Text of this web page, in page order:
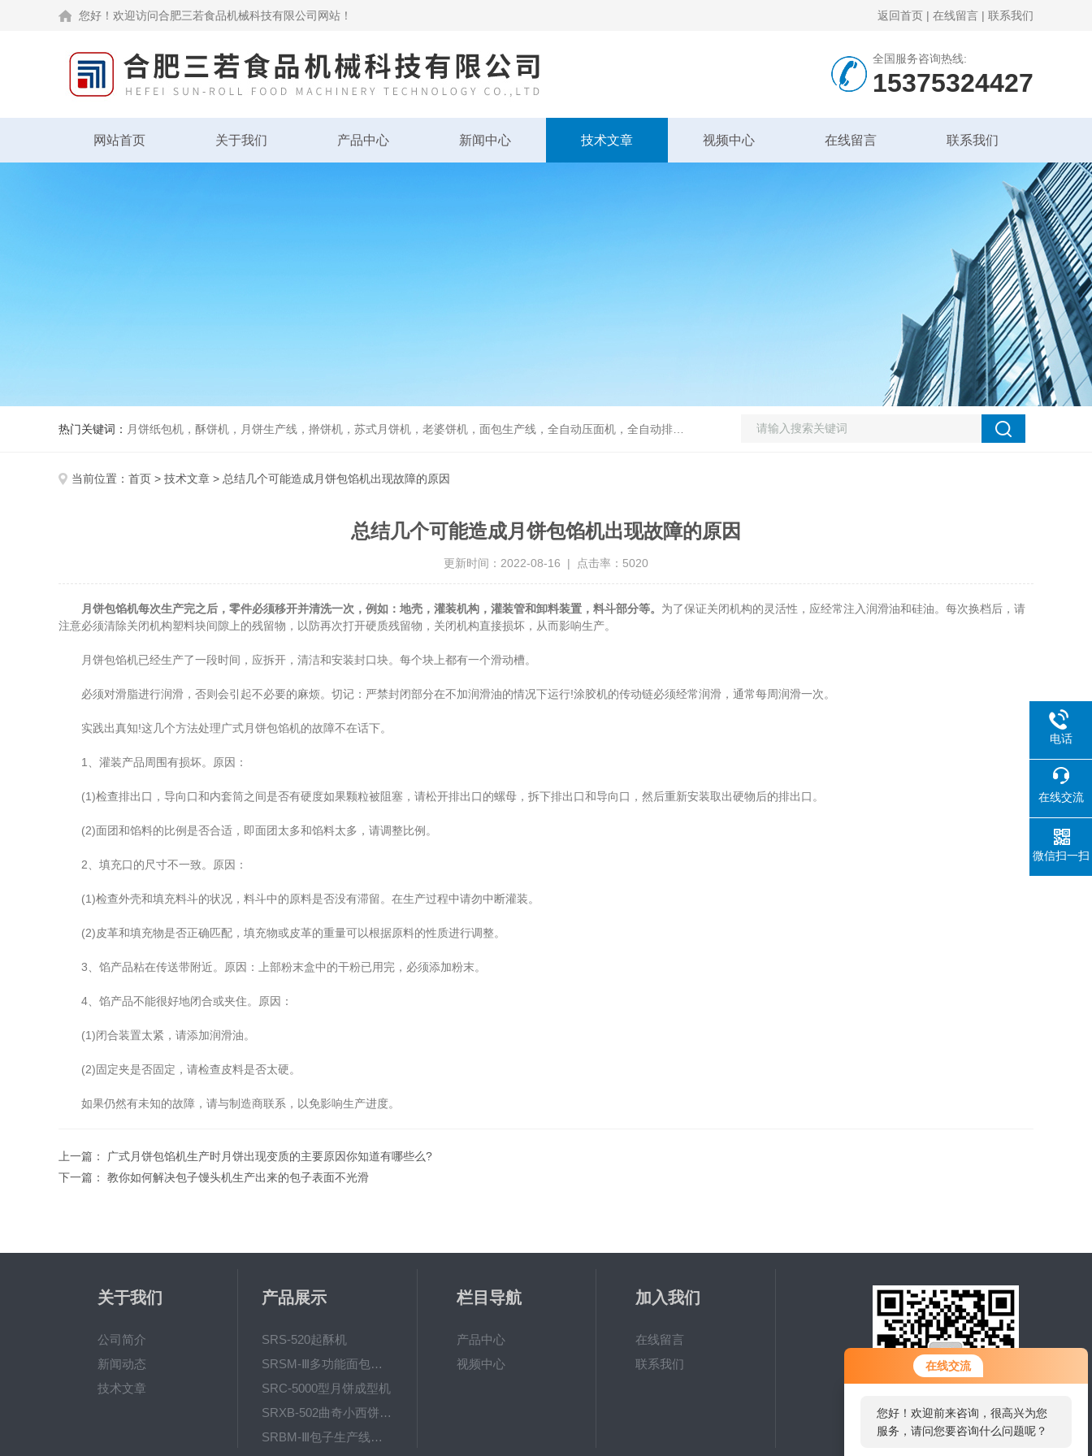
在线交流
您好！欢迎前来咨询，很高兴为您
服务，请问您要咨询什么问题呢？
您好！欢迎访问合肥三若食品机械科技有限公司网站！ 返回首页 | 在线留言 | 联系我们
全国服务咨询热线:
15375324427
网站首页 关于我们 产品中心 新闻中心 技术文章 视频中心 在线留言 联系我们
热门关键词： 月饼纸包机，酥饼机，月饼生产线，擀饼机，苏式月饼机，老婆饼机，面包生产线，全自动压面机，全自动排盘机， 曲奇蛋糕充填机
当前位置： 首页 > 技术文章 > 总结几个可能造成月饼包馅机出现故障的原因
总结几个可能造成月饼包馅机出现故障的原因
更新时间：2022-08-16 | 点击率：5020
月饼包馅机每次生产完之后，零件必须移开并清洗一次，例如：地壳，灌装机构，灌装管和卸料装置，料斗部分等。 为了保证关闭机构的灵活性，应经常注入润滑油和硅油。每次换档后，请
注意必须清除关闭机构塑料块间隙上的残留物，以防再次打开硬质残留物，关闭机构直接损坏，从而影响生产。
月饼包馅机已经生产了一段时间，应拆开，清洁和安装封口块。每个块上都有一个滑动槽。
必须对滑脂进行润滑，否则会引起不必要的麻烦。切记：严禁封闭部分在不加润滑油的情况下运行!涂胶机的传动链必须经常润滑，通常每周润滑一次。
实践出真知!这几个方法处理广式月饼包馅机的故障不在话下。
1、灌装产品周围有损坏。原因：
(1)检查排出口，导向口和内套筒之间是否有硬度如果颗粒被阻塞，请松开排出口的螺母，拆下排出口和导向口，然后重新安装取出硬物后的排出口。
(2)面团和馅料的比例是否合适，即面团太多和馅料太多，请调整比例。
2、填充口的尺寸不一致。原因：
(1)检查外壳和填充料斗的状况，料斗中的原料是否没有滞留。在生产过程中请勿中断灌装。
(2)皮革和填充物是否正确匹配，填充物或皮革的重量可以根据原料的性质进行调整。
3、馅产品粘在传送带附近。原因：上部粉末盒中的干粉已用完，必须添加粉末。
4、馅产品不能很好地闭合或夹住。原因：
(1)闭合装置太紧，请添加润滑油。
(2)固定夹是否固定，请检查皮料是否太硬。
如果仍然有未知的故障，请与制造商联系，以免影响生产进度。
上一篇：
广式月饼包馅机生产时月饼出现变质的主要原因你知道有哪些么?
下一篇： 教你如何解决包子馒头机生产出来的包子表面不光滑
关于我们
公司简介
新闻动态
技术文章
产品展示
SRS-520起酥机
SRSM-Ⅲ多功能面包生产线 酥饼机
SRC-5000型月饼成型机
SRXB-502曲奇小西饼挤花机
SRBM-Ⅲ包子生产线（包子机）
栏目导航
产品中心
视频中心
加入我们
在线留言
联系我们
电话
在线交流
微信扫一扫